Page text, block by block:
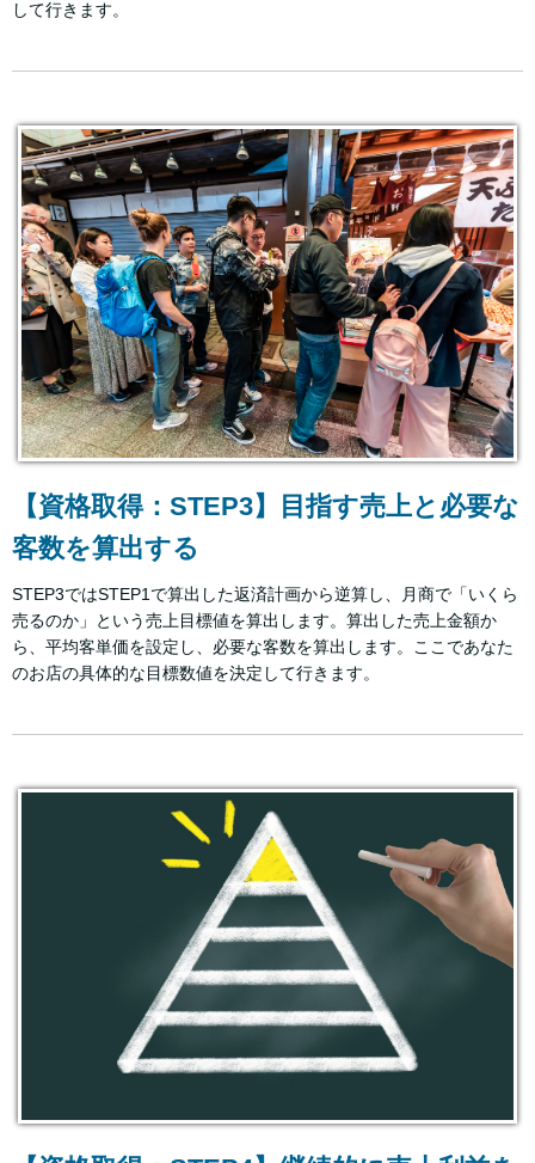
して行きます。
【資格取得：STEP3】目指す売上と必要な
客数を算出する
STEP3ではSTEP1で算出した返済計画から逆算し、月商で「いくら
売るのか」という売上目標値を算出します。算出した売上金額か
ら、平均客単価を設定し、必要な客数を算出します。ここであなた
のお店の具体的な目標数値を決定して行きます。